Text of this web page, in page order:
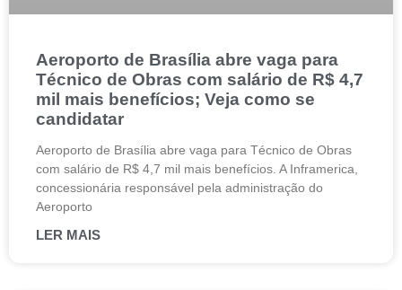
Aeroporto de Brasília abre vaga para
Técnico de Obras com salário de R$ 4,7
mil mais benefícios; Veja como se
candidatar
Aeroporto de Brasília abre vaga para Técnico de Obras
com salário de R$ 4,7 mil mais benefícios. A Inframerica,
concessionária responsável pela administração do
Aeroporto
LER MAIS